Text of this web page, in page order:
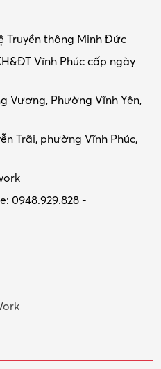
Truyền thông Minh Đức
Vĩnh Phúc cấp ngày
Vương, Phường Vĩnh Yên,
Trãi, phường Vĩnh Phúc,
0948.929.828 -